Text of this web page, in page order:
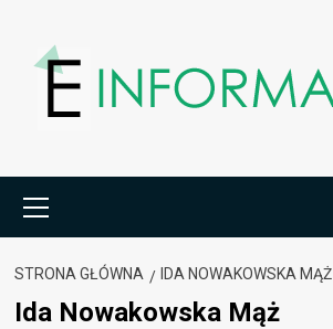
treści
główne
STRONA GŁÓWNA IDA NOWAKOWSKA MĄŻ
Ida Nowakowska Mąż